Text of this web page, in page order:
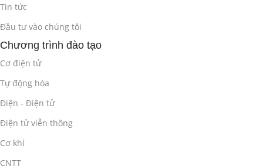
Tin tức
Đầu tư vào chúng tôi
Chương trình đào tạo
Cơ điện tử
Tự động hóa
Điện - Điện tử
Điện tử viễn thông
Cơ khí
CNTT